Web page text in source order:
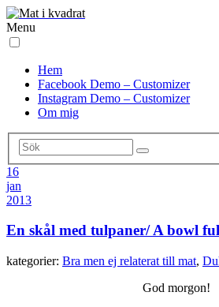
Menu
Hem
Facebook Demo – Customizer
Instagram Demo – Customizer
Om mig
16
jan
2013
En skål med tulpaner/ A bowl
kategorier: Bra men ej relaterat till mat,
God morgon!